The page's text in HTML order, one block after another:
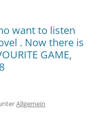
want to listen
. Now there is
GAME,
Allgemein